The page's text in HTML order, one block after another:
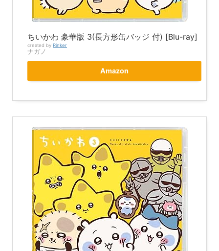
ちいかわ 豪華版 3(長方形缶バッジ 付) [Blu-ray]
created by Rinker
ナガノ
Amazon